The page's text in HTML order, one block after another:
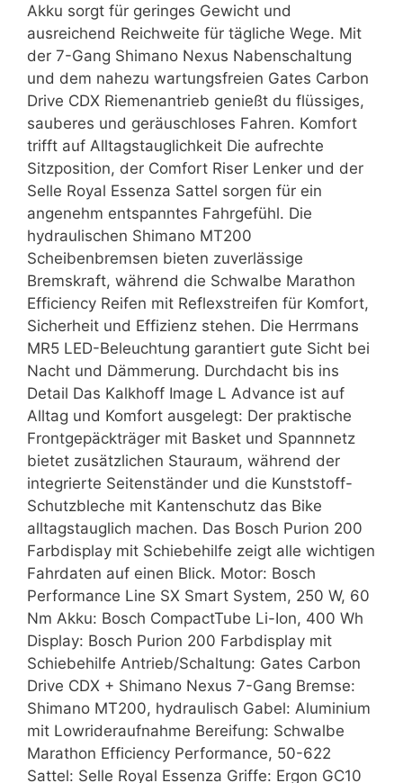
Akku sorgt für geringes Gewicht und
ausreichend Reichweite für tägliche Wege. Mit
der 7-Gang Shimano Nexus Nabenschaltung
und dem nahezu wartungsfreien Gates Carbon
Drive CDX Riemenantrieb genießt du flüssiges,
sauberes und geräuschloses Fahren. Komfort
trifft auf Alltagstauglichkeit Die aufrechte
Sitzposition, der Comfort Riser Lenker und der
Selle Royal Essenza Sattel sorgen für ein
angenehm entspanntes Fahrgefühl. Die
hydraulischen Shimano MT200
Scheibenbremsen bieten zuverlässige
Bremskraft, während die Schwalbe Marathon
Efficiency Reifen mit Reflexstreifen für Komfort,
Sicherheit und Effizienz stehen. Die Herrmans
MR5 LED-Beleuchtung garantiert gute Sicht bei
Nacht und Dämmerung. Durchdacht bis ins
Detail Das Kalkhoff Image L Advance ist auf
Alltag und Komfort ausgelegt: Der praktische
Frontgepäckträger mit Basket und Spannnetz
bietet zusätzlichen Stauraum, während der
integrierte Seitenständer und die Kunststoff-
Schutzbleche mit Kantenschutz das Bike
alltagstauglich machen. Das Bosch Purion 200
Farbdisplay mit Schiebehilfe zeigt alle wichtigen
Fahrdaten auf einen Blick. Motor: Bosch
Performance Line SX Smart System, 250 W, 60
Nm Akku: Bosch CompactTube Li-Ion, 400 Wh
Display: Bosch Purion 200 Farbdisplay mit
Schiebehilfe Antrieb/Schaltung: Gates Carbon
Drive CDX + Shimano Nexus 7-Gang Bremse:
Shimano MT200, hydraulisch Gabel: Aluminium
mit Lowrideraufnahme Bereifung: Schwalbe
Marathon Efficiency Performance, 50-622
Sattel: Selle Royal Essenza Griffe: Ergon GC10